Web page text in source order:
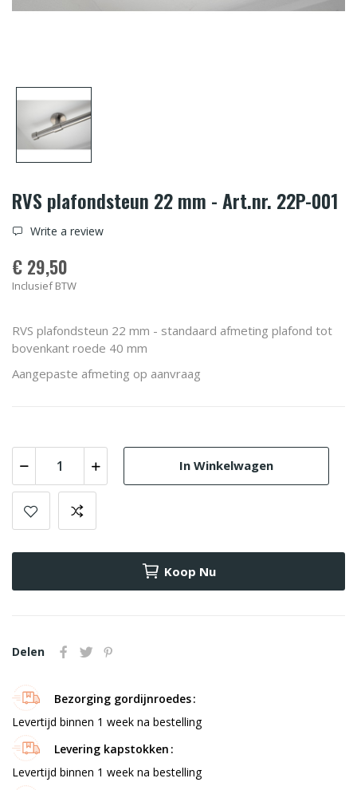
RVS plafondsteun 22 mm - Art.nr. 22P-001
Write a review
€ 29,50
Inclusief BTW
RVS plafondsteun 22 mm - standaard afmeting plafond tot
bovenkant roede 40 mm
Aangepaste afmeting op aanvraag
In Winkelwagen
Koop Nu
Delen
Bezorging gordijnroedes
Levertijd binnen 1 week na bestelling
Levering kapstokken
Levertijd binnen 1 week na bestelling